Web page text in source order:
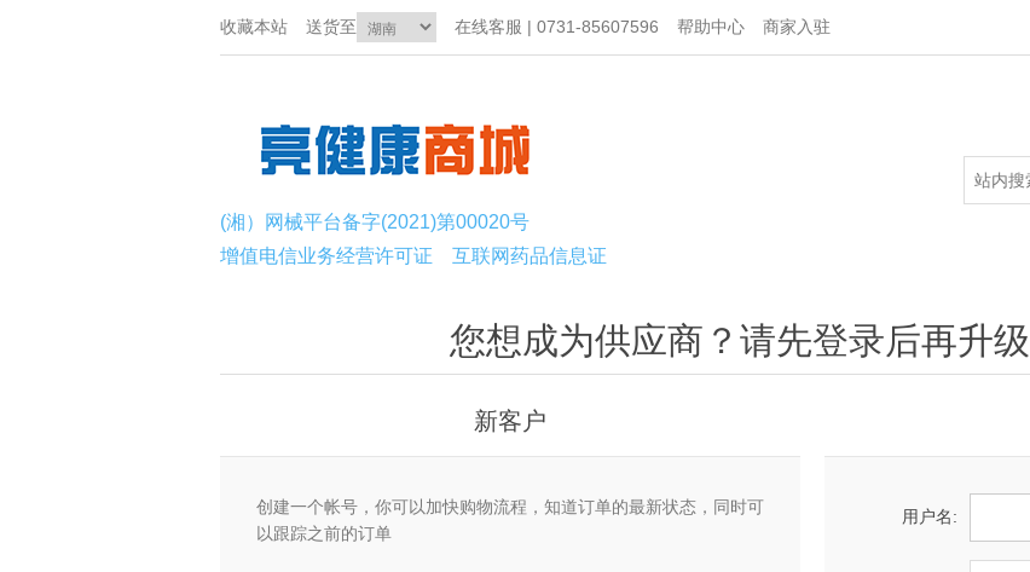
收藏本站 送货至 在线客服 | 0731-85607596 帮助中心 商家入驻
(湘）网械平台备字(2021)第00020号
增值电信业务经营许可证
互联网药品信息证
您想成为供应商？请先登录后再升
新客户
创建一个帐号，你可以加快购物流程，知道订单的最新状态，同时可
以跟踪之前的订单
用户名: